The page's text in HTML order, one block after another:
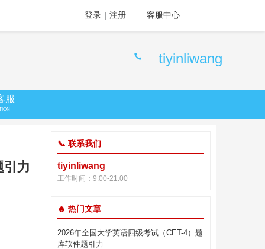
登录 | 注册 客服中心
tiyinliwang
服
引力
📞 联系我们
tiyinliwang
工作时间：9:00-21:00
🔥 热门文章
2026年全国大学英语四级考试（CET-4）题
库软件题引力